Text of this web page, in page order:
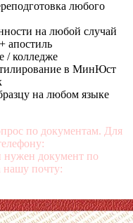
любого
на любой случай
апостиль
/ колледже
в МинЮст
на любом языке
по документам. Для
документ по
нашу почту: